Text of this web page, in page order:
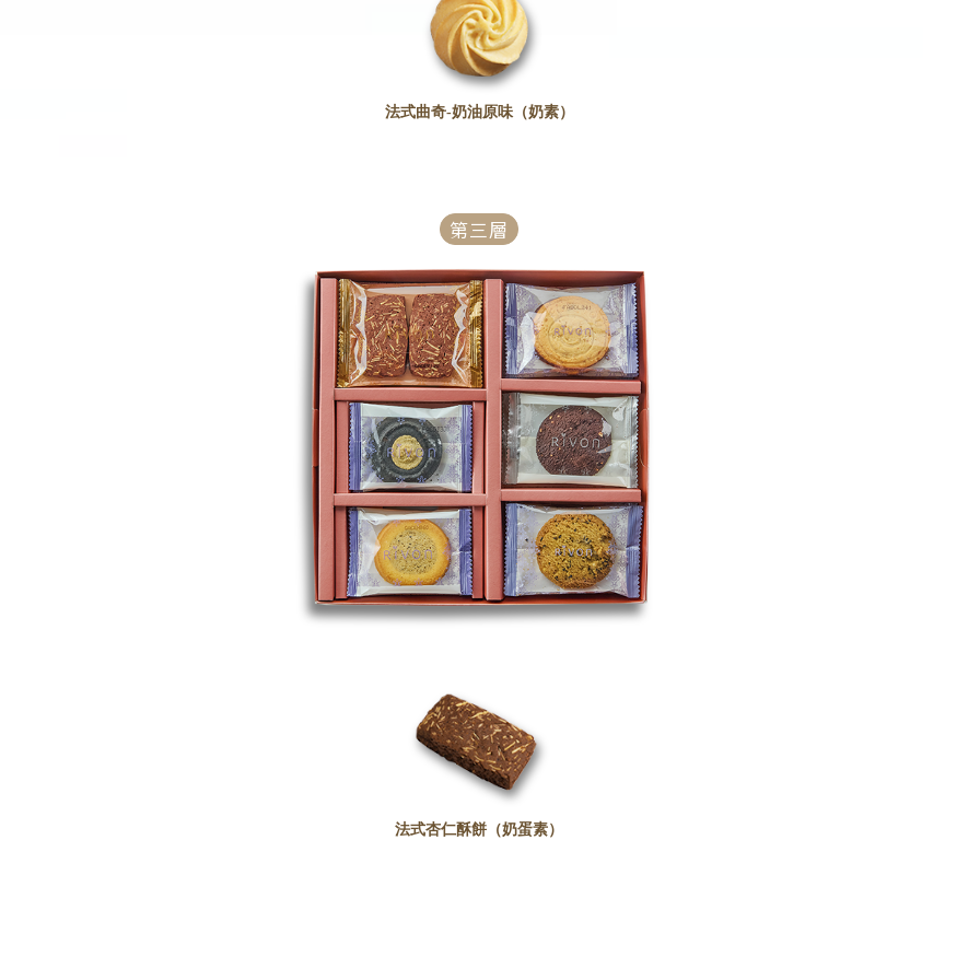
法式曲奇-奶油原味（奶素）
第三層
法式杏仁酥餅（奶蛋素）